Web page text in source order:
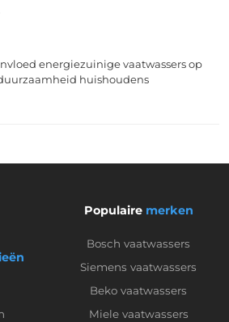
energiezuinige vaatwassers op
huishoudens
Populaire merken
Bosch vaatwassers
Siemens vaatwassers
Beko vaatwassers
Miele vaatwassers